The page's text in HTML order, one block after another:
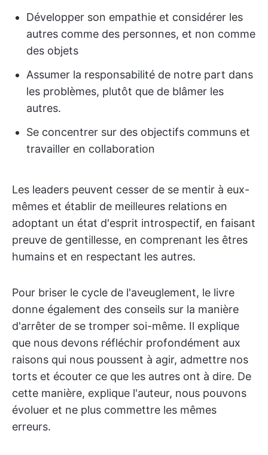
Développer son empathie et considérer les
autres comme des personnes, et non comme
des objets
Assumer la responsabilité de notre part dans
les problèmes, plutôt que de blâmer les
autres.
Se concentrer sur des objectifs communs et
travailler en collaboration
Les leaders peuvent cesser de se mentir à eux-
mêmes et établir de meilleures relations en
adoptant un état d'esprit introspectif, en faisant
preuve de gentillesse, en comprenant les êtres
humains et en respectant les autres.
Pour briser le cycle de l'aveuglement, le livre
donne également des conseils sur la manière
d'arrêter de se tromper soi-même. Il explique
que nous devons réfléchir profondément aux
raisons qui nous poussent à agir, admettre nos
torts et écouter ce que les autres ont à dire. De
cette manière, explique l'auteur, nous pouvons
évoluer et ne plus commettre les mêmes
erreurs.